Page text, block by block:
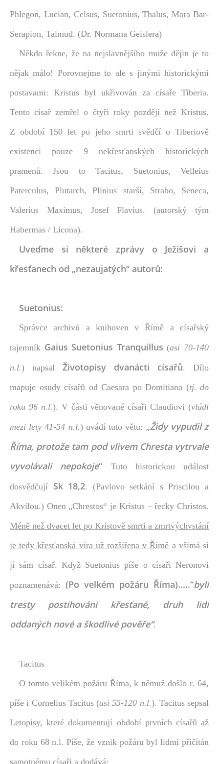
Phlegon, Lucian, Celsus, Suetonius, Thalus, Mara Bar-
Serapion, Talmud. (Dr. Normana Geislera)
Někdo řekne, že na nejslavnějšího muže dějin je to
nějak málo! Porovnejme to ale s jinými historickými
postavami: Kristus byl ukřivován za císaře Tiberia.
Tento císař zemřel o čtyři roky později než Kristus.
Z období 150 let po jeho smrti svědčí o Tiberiově
existenci pouze 9 nekřesťanských historických
pramenů.Jsou toTacitus, Suetonius, Velleius
Paterculus, Plutarch, Plinius starší, Strabo, Seneca,
Valerius Maximus, Josef Flavius. (autorský tým
Habermas / Licona).
Uveďme si některé zprávy o Ježíšovi a
křesťanech od „nezaujatých“ autorů:
Suetonius:
Správce archivů a knihoven v Římě a císařský
tajemník Gaius Suetonius Tranquillus (asi 70-140
n.l.) napsal Životopisy dvanácti císařů. Dílo
mapuje osudy císařů od Caesara po Domitiana (tj. do
roku 96 n.l.). V části věnované císaři Claudiovi (vládl
mezi lety 41-54 n.l.) uvádí tuto větu: „Židy vypudil z
Říma, protože tam pod vlivem Chresta vytrvale
vyvolávali nepokoje“ Tuto historickou událost
dosvědčují Sk 18,2. (Pavlovo setkání s Priscilou a
Akvilou.) Onen „Chrestos“ je Kristus – řecky Christos.
Méně než dvacet let po Kristově smrti a zmrtvýchvstání
je tedy křesťanská víra už rozšířena v Římě a všímá si
jí sám císař. Když Suetonius píše o císaři Neronovi
poznamenává: (Po velkém požáru Říma).....“byli
tresty postihováni křesťané, druh lidí
oddaných nové a škodlivé pověře“.
Tacitus
O tomto velikém požáru Říma, k němuž došlo r. 64,
píše i Cornelius Tacitus (asi 55-120 n.l.). Tacitus sepsal
Letopisy, které dokumentují období prvních císařů až
do roku 68 n.l. Píše, že vznik požáru byl lidmi přičítán
samotnému císaři a dodává: